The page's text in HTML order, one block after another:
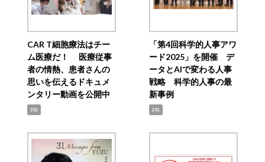
CAR T細胞療法はチー
ム医療だ！ 医療従事
者の情熱、患者さんの
思いを伝えるドキュメ
ンタリー動画を公開中
PR
「第4回科学的人事アワ
ード2025」を開催 デ
ータとAIで変わる人事
戦略 科学的人事の最
新事例
PR